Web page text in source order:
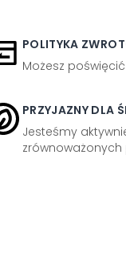
POLITYKA
Możesz
PRZYJAZNY DLA
Jesteśmy
zrównoważonych